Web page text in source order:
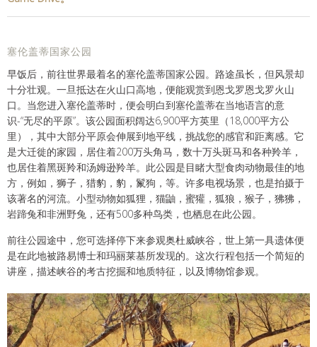
塞伦盖蒂国家公园
早饭后，前往世界最着名的塞伦盖蒂国家公园。路途虽长，但风景却
十分壮观。一旦抵达在火山口高地，便能观赏到恩戈罗恩戈罗火山
口。当您进入塞伦盖蒂时，便会明白到塞伦盖蒂在当地语言的意
识-“无尽的平原”。该公园面积阔达6,900平方英里（18,000平方公
里），其中大部分平原会伸展到地平线，挑战您的感官和距离感。它
是大迁徙的家园，居住着200万头角马，数十万头斑马和各种羚羊，
也居住着黑斑羚和汤姆逊羚羊。此公园是目睹大型食肉动物最佳的地
方，例如，狮子，猎豹，豹，鬣狗，等。许多电视场景，也是拍摄于
该著名的河流。小型动物如狐狸，猫鼬，蜜獾，狐狼，猴子，狒狒，
岩蹄兔和非洲野兔，还有500多种鸟类，也栖息在此公园。
前往公园途中，您可选择停下来参观奥杜威峡谷，世上第一具遗体便
是在此地被路易博士和玛丽莱基所发现的。这次行程包括一个简短的
讲座，描述峡谷的考古挖掘和地质特征，以及博物馆参观。